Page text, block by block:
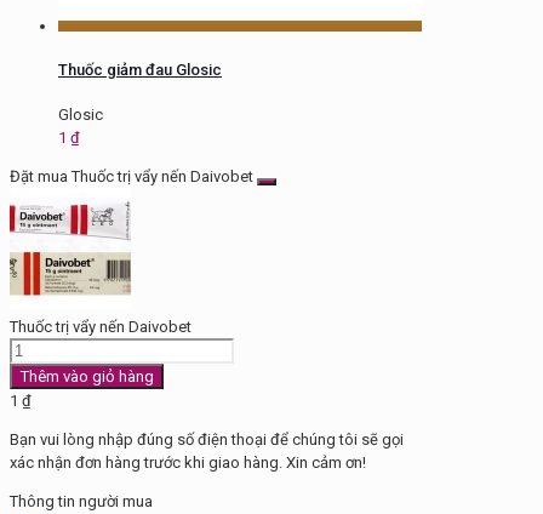
Thuốc giảm đau Glosic
Glosic
1 ₫
Đặt mua Thuốc trị vẩy nến Daivobet
Thuốc trị vẩy nến Daivobet
Thuốc
trị
vẩy
Daivobet
số
Thêm vào giỏ hàng
1 ₫
Bạn vui lòng nhập đúng số điện thoại để chúng tôi sẽ gọi
xác nhận đơn hàng trước khi giao hàng. Xin cảm ơn!
Thông tin người mua